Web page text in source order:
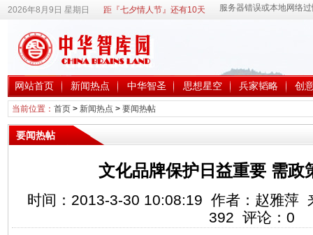
2026年8月9日 星期日 距『七夕情人节』还有10天
网站首页 新闻热点 中华智圣 思想星空 兵家韬略 创
当前位置： 首页> 新闻热点 > 要闻热帖
要闻热帖
文化品牌保护日益重要 需政
时间：2013-3-30 10:08:19 作者：赵雅萍
392 评论： 0